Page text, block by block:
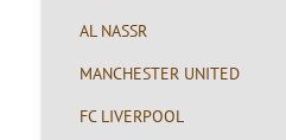
AL NASSR
MANCHESTER UNITED
FC LIVERPOOL